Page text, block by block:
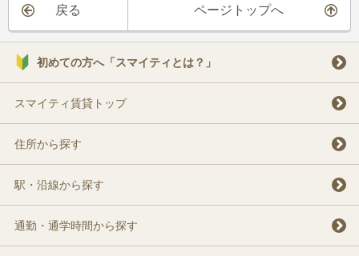
戻る ページトップへ
初めての方へ「スマイティとは？」
スマイティ賃貸トップ
住所から探す
駅・沿線から探す
通勤・通学時間から探す